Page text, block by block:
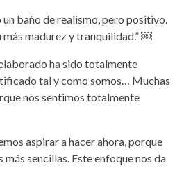
un baño de realismo, pero positivo.
madurez y tranquilidad.” ￼
ha sido totalmente
tal y como somos… Muchas
nos sentimos totalmente
aspirar a hacer ahora, porque
sencillas. Este enfoque nos da